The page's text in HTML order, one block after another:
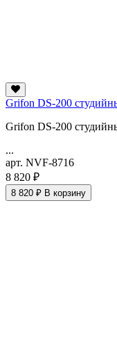
Grifon DS-200
Grifon DS-200
...
арт. NVF-8716
8 820 ₽
8 820 ₽ В корзину